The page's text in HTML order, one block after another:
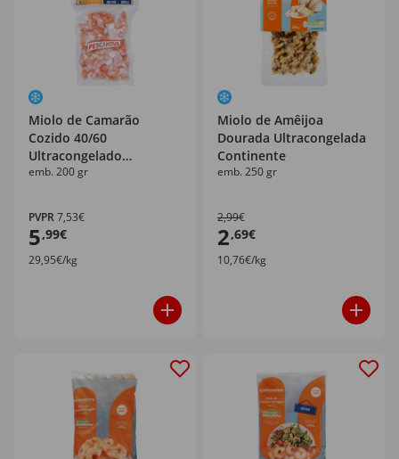
Miolo de Camarão
Cozido 40/60
Ultracongelado
Pescanova
emb. 200 gr
PVPR7,53€
5,99€
29,95€/kg
Miolo de Amêijoa
Dourada Ultracongelada
Continente
emb. 250 gr
2,99€
2,69€
10,76€/kg